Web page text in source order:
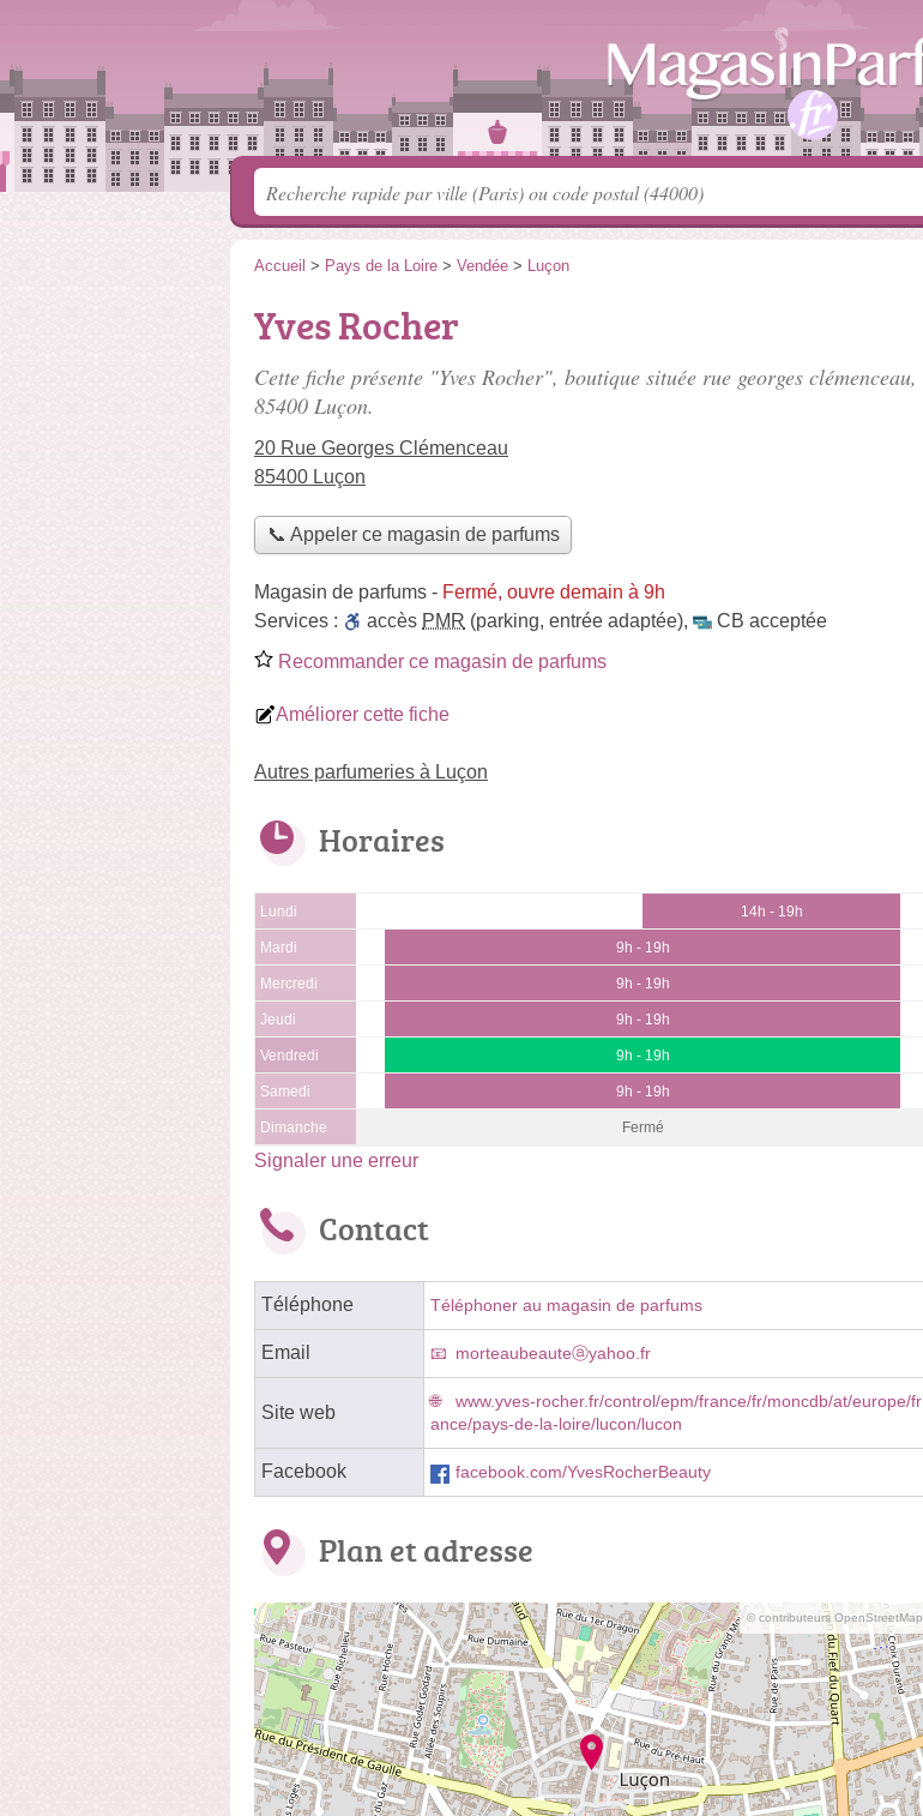
Accueil > Pays de la Loire > Vendée > Luçon
Yves Rocher
Cette fiche présente "Yves Rocher", boutique située rue georges clémenceau,
85400 Luçon.
20 Rue Georges Clémenceau
85400 Luçon
📞 Appeler ce magasin de parfums
Magasin de parfums - Fermé, ouvre demain à 9h
Services :
accès PMR (parking, entrée adaptée),
CB acceptée
Recommander ce magasin de parfums
Améliorer cette fiche
Autres parfumeries à Luçon
Horaires
Lundi 14h - 19h
Mardi 9h - 19h
Mercredi 9h - 19h
Jeudi 9h - 19h
Vendredi 9h - 19h
Samedi 9h - 19h
Dimanche Fermé
Signaler une erreur
Contact
Téléphone Téléphoner au magasin de parfums
Email morteaubeauteⓐyahoo.fr
Site web
www.yves-rocher.fr/control/epm/france/fr/moncdb/at/europe/fr
ance/pays-de-la-loire/lucon/lucon
Facebook facebook.com/YvesRocherBeauty
Plan et adresse
© contributeurs OpenStreetMap